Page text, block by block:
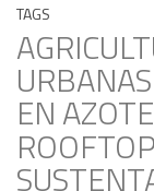
TAGS
URBANAS
EN